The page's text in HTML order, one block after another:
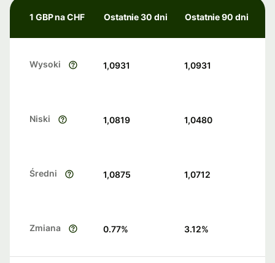
1 GBP na CHF Ostatnie 30 dni Ostatnie 90 dni
Wysoki 1,0931 1,0931
Niski 1,0819 1,0480
Średni 1,0875 1,0712
Zmiana 0.77% 3.12%